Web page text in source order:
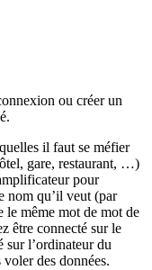
ou créer un
il faut se méfier
gare, restaurant, …)
pour
nom qu’il veut (par
le même mot de mot de
être connecté sur le
sur l’ordinateur du
des données.